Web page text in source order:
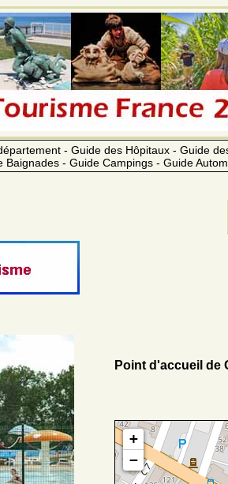
- Guide des Hôpitaux - Guide
Baignades - Guide Campings - Guide
Point d'accueil de
+
−